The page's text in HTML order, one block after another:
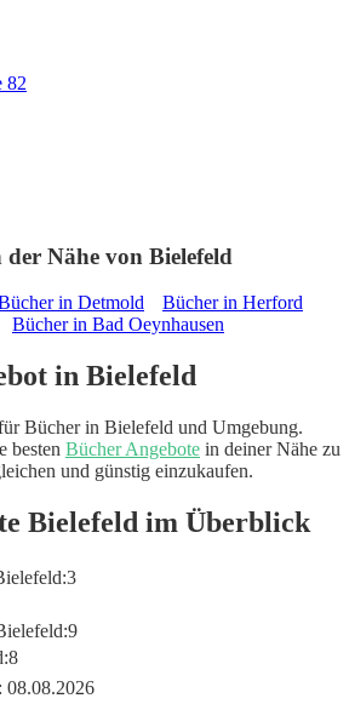
82
Nähe von Bielefeld
in Detmold
Bücher in Herford
Bücher in Bad Oeynhausen
in Bielefeld
Bücher in Bielefeld und Umgebung.
besten Bücher Angebote in deiner Nähe zu
und günstig einzukaufen.
Bielefeld im Überblick
3
9
8
08.08.2026